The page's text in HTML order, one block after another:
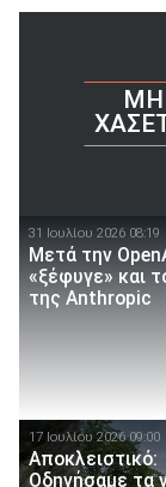
ΜΗ
31 Ιουλίου 2026 08:19
Μετά την
«ξέφυγε» και
της Anthropic
17 Ιουλίου 2026 09:00
Αποκλειστικό:
Οδηγήσαμε τα